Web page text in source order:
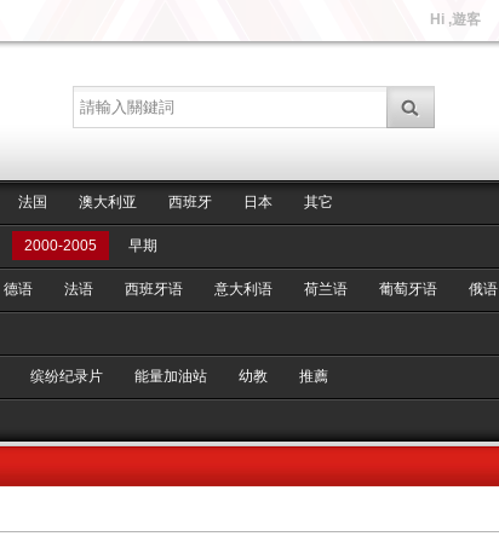
Hi ,遊客
法国 澳大利亚 西班牙 日本 其它
2000-2005 早期
德语 法语 西班牙语 意大利语 荷兰语 葡萄牙语 俄语
缤纷纪录片 能量加油站 幼教 推薦